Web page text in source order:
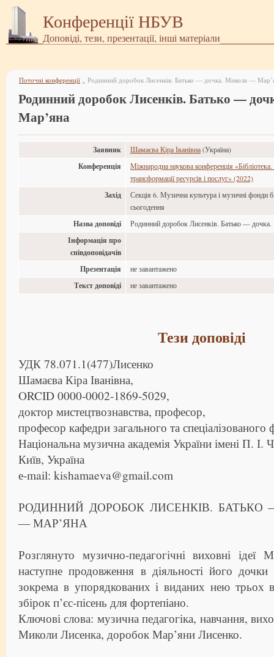
Конференції НБУВ
Доповіді, тези, презентації, інші матеріали
Поточні конференції » Родинний доробок Лисенків. Батько — дочка. Микола —
Родинний доробок Лисенків. Батько —
Мар’яна
Заявник Шамаєва Кіра Іванівна (Україна)
Конференція
Міжнародна наукова конференція
трансформації ресурсів і послуг» (2022)
Захід
Секція 6. Музична культура і музичні фонди
сьогодення
Назва доповіді Родинний доробок Лисенків. Батько —
Інформація про
співдоповідачів
Презентація
не завантажено
Текст доповіді не завантажено
Тези доповіді
УДК 78.071.1(477)Лисенко
Шамаєва Кіра Іванівна,
ORCID 0000-0002-1869-5029,
доктор мистецтвознавства, професор,
професор кафедри загального та спеціалізованого
Національна музична академія України імені П. І.
Київ, Україна
е-mail: kishamaeva@gmail.com
РОДИННИЙ ДОРОБОК ЛИСЕНКІВ.
— МАР’ЯНА
Розглянуто музично-педагогічні виховні
наступне продовження в діяльності його
зокрема в упорядкованих і виданих нею трьох
збірок п’єс-пісень для фортепіано.
Ключові слова: музична педагогіка, навчання,
Миколи Лисенка, доробок Мар’яни Лисенко.